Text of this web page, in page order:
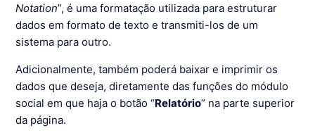
Notation”, é uma formatação utilizada para estruturar
dados em formato de texto e transmiti-los de um
sistema para outro.
Adicionalmente, também poderá baixar e imprimir os
dados que deseja, diretamente das funções do módulo
social em que haja o botão “Relatório” na parte superior
da página.